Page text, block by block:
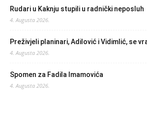
Rudari u Kaknju stupili u radnički neposluh
4. Augusta 2026.
Preživjeli planinari, Adilović i Vidimlić, se
4. Augusta 2026.
Spomen za Fadila Imamovića
4. Augusta 2026.